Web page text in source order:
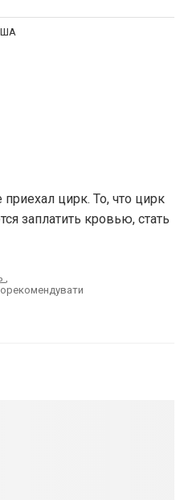
цирк. То, что цирк
заплатить кровью, стать
,